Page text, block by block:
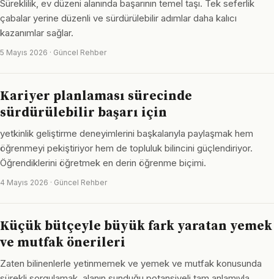
Süreklilik, ev düzeni alanında başarının temel taşı. Tek seferlik
çabalar yerine düzenli ve sürdürülebilir adımlar daha kalıcı
kazanımlar sağlar.
5 Mayıs 2026 · Güncel Rehber
Kariyer planlaması sürecinde
sürdürülebilir başarı için
yetkinlik geliştirme deneyimlerini başkalarıyla paylaşmak hem
öğrenmeyi pekiştiriyor hem de topluluk bilincini güçlendiriyor.
Öğrendiklerini öğretmek en derin öğrenme biçimi.
4 Mayıs 2026 · Güncel Rehber
Küçük bütçeyle büyük fark yaratan yemek
ve mutfak önerileri
Zaten bilinenlerle yetinmemek ve yemek ve mutfak konusunda